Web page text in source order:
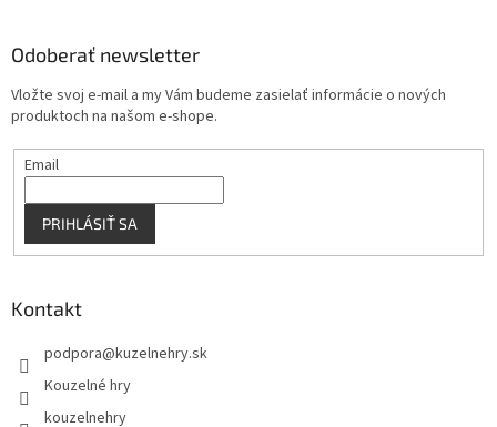
u
Odoberať newsletter
Vložte svoj e-mail a my Vám budeme zasielať informácie o nových
produktoch na našom e-shope.
Email
PRIHLÁSIŤ SA
Kontakt
podpora@kuzelnehry.sk
Kouzelné hry
kouzelnehry